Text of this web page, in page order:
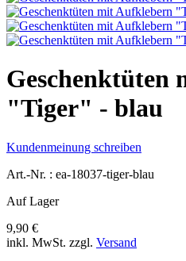
Geschenktüten
"Tiger" - blau
Kundenmeinung schreiben
Art.-Nr. : ea-18037-tiger-blau
Auf Lager
9,90 €
inkl. MwSt. zzgl. Versand